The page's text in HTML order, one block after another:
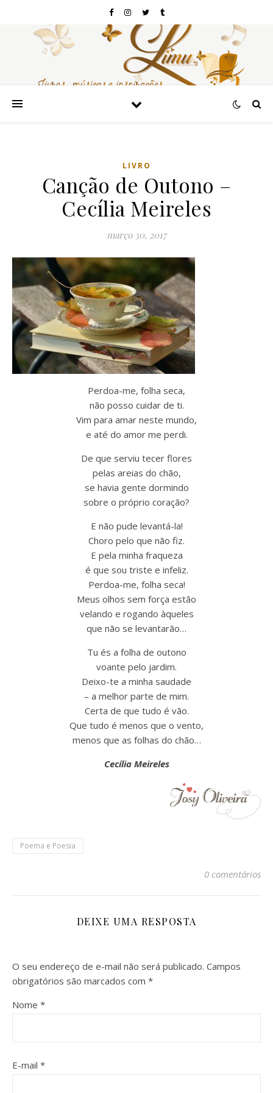
LIVRO
Canção de Outono –
Cecília Meireles
março 30, 2017
Perdoa-me, folha seca,
não posso cuidar de ti.
Vim para amar neste mundo,
e até do amor me perdi.
De que serviu tecer flores
pelas areias do chão,
se havia gente dormindo
sobre o próprio coração?
E não pude levantá-la!
Choro pelo que não fiz.
E pela minha fraqueza
é que sou triste e infeliz.
Perdoa-me, folha seca!
Meus olhos sem força estão
velando e rogando àqueles
que não se levantarão…
Tu és a folha de outono
voante pelo jardim.
Deixo-te a minha saudade
– a melhor parte de mim.
Certa de que tudo é vão.
Que tudo é menos que o vento,
menos que as folhas do chão…
Cecília Meireles
Poema e Poesia
0 comentários
DEIXE UMA RESPOSTA
O seu endereço de e-mail não será publicado. Campos
obrigatórios são marcados com *
Nome *
E-mail *